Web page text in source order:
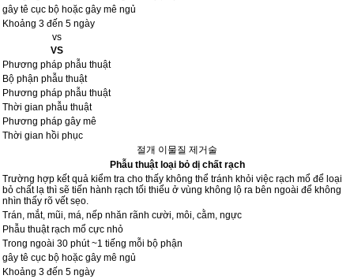
gây tê cục bộ hoặc gây mê ngủ
Khoảng 3 đến 5 ngày
vs
VS
Phương pháp phẫu thuật
Bộ phận phẫu thuật
Phương pháp phẫu thuật
Thời gian phẫu thuật
Phương pháp gây mê
Thời gian hồi phục
절개 이물질 제거술
Phẫu thuật loại bỏ dị chất rạch
Trường hợp kết quả kiểm tra cho thấy không thể tránh khỏi việc rạch mổ để loại
bỏ chất lạ thì sẽ tiến hành rạch tối thiểu ở vùng không lộ ra bên ngoài để không
nhìn thấy rõ vết sẹo.
Trán, mắt, mũi, má, nếp nhăn rãnh cười, môi, cằm, ngực
Phẫu thuật rạch mổ cực nhỏ
Trong ngoài 30 phút ~1 tiếng mỗi bộ phận
gây tê cục bộ hoặc gây mê ngủ
Khoảng 3 đến 5 ngày